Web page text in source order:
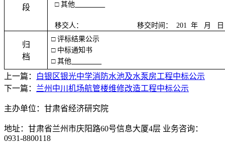
段
□其他
移交人： 移交时间： 201 年 月
归
档
□评标结果公示
□ 中标通知书
□其他
上一篇：
白银区银光中学消防水池及水泵房工程中标公示
下一篇： 兰州中川机场航管楼维修改造工程中标公示
主办单位：甘肃省经济研究院
地址：甘肃省兰州市庆阳路60号信息大厦4层 业务咨询：
0931-8800118